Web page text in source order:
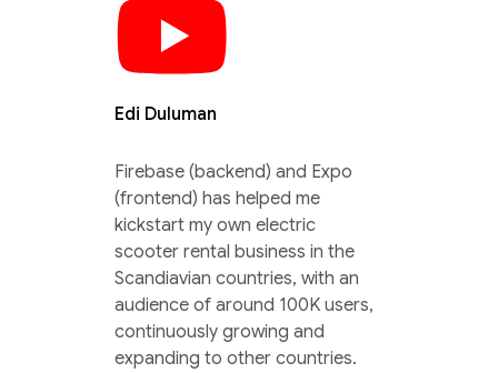
Edi Duluman
Firebase (backend) and Expo
(frontend) has helped me
kickstart my own electric
scooter rental business in the
Scandiavian countries, with an
audience of around 100K users,
continuously growing and
expanding to other countries.